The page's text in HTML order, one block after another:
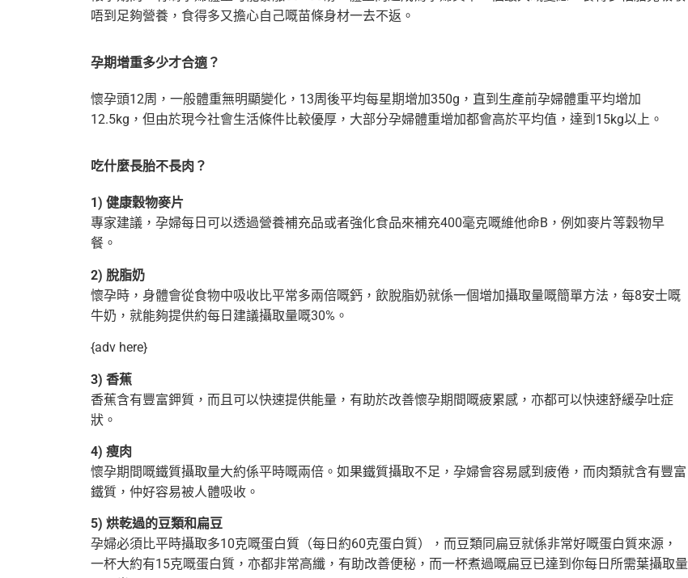
唔到足夠營養，食得多又擔心自己嘅苗條身材一去不返。
孕期增重多少才合適？
懷孕頭12周，一般體重無明顯變化，13周後平均每星期增加350g，直到生產前孕婦體重平均增加
12.5kg，但由於現今社會生活條件比較優厚，大部分孕婦體重增加都會高於平均值，達到15kg以上。
吃什麼長胎不長肉？
1) 健康穀物麥片
專家建議，孕婦每日可以透過營養補充品或者強化食品來補充400毫克嘅維他命B，例如麥片等穀物早
餐。
2) 脫脂奶
懷孕時，身體會從食物中吸收比平常多兩倍嘅鈣，飲脫脂奶就係一個增加攝取量嘅簡單方法，每8安士嘅
牛奶，就能夠提供約每日建議攝取量嘅30%。
{adv here}
3) 香蕉
香蕉含有豐富鉀質，而且可以快速提供能量，有助於改善懷孕期間嘅疲累感，亦都可以快速舒緩孕吐症
狀。
4) 瘦肉
懷孕期間嘅鐵質攝取量大約係平時嘅兩倍。如果鐵質攝取不足，孕婦會容易感到疲倦，而肉類就含有豐富
鐵質，仲好容易被人體吸收。
5) 烘乾過的豆類和扁豆
孕婦必須比平時攝取多10克嘅蛋白質（每日約60克蛋白質），而豆類同扁豆就係非常好嘅蛋白質來源，
一杯大約有15克嘅蛋白質，亦都非常高纖， 有助改善便秘，而一杯煮過嘅扁豆已達到你每日所需葉攝取量